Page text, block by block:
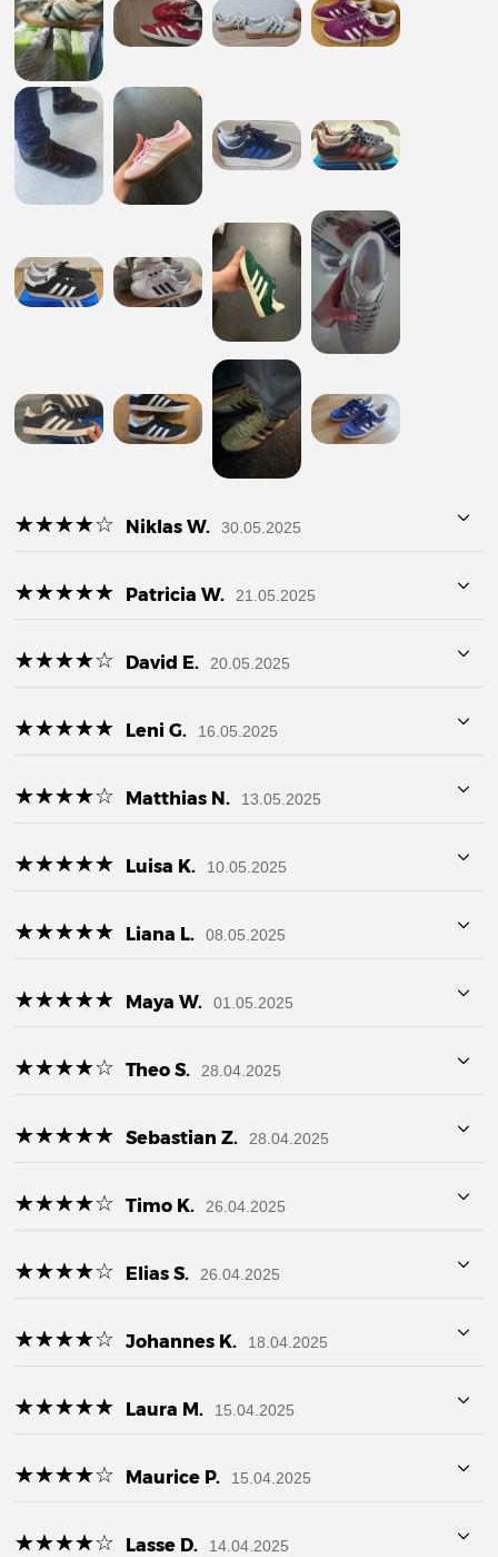
☆☆☆☆☆
★★★★★ Niklas W. 30.05.2025
☆☆☆☆☆
★★★★★ Patricia W. 21.05.2025
☆☆☆☆☆
★★★★★ David E. 20.05.2025
☆☆☆☆☆
★★★★★ Leni G. 16.05.2025
☆☆☆☆☆
★★★★★ Matthias N. 13.05.2025
☆☆☆☆☆
★★★★★ Luisa K. 10.05.2025
☆☆☆☆☆
★★★★★ Liana L. 08.05.2025
☆☆☆☆☆
★★★★★ Maya W. 01.05.2025
☆☆☆☆☆
★★★★★ Theo S. 28.04.2025
☆☆☆☆☆
★★★★★ Sebastian Z. 28.04.2025
☆☆☆☆☆
★★★★★ Timo K. 26.04.2025
☆☆☆☆☆
★★★★★ Elias S. 26.04.2025
☆☆☆☆☆
★★★★★ Johannes K. 18.04.2025
☆☆☆☆☆
★★★★★ Laura M. 15.04.2025
☆☆☆☆☆
★★★★★ Maurice P. 15.04.2025
☆☆☆☆☆
★★★★★ Lasse D. 14.04.2025